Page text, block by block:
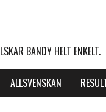
BANDY HELT ENKELT.
ALLSVENSKAN